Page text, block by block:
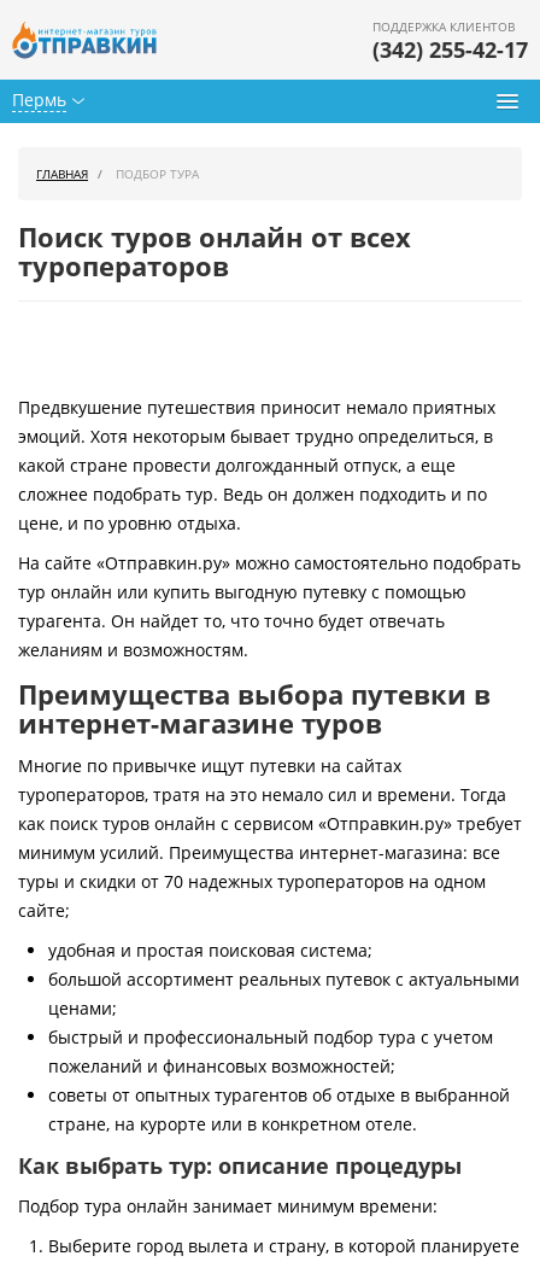
Пермь
ПОДДЕРЖКА КЛИЕНТОВ
(342) 255-42-17
Горящие туры
Страны
Как купить
Контакты
ГЛАВНАЯ ПОДБОР ТУРА
Поиск туров онлайн от всех
туроператоров
Предвкушение путешествия приносит немало приятных
эмоций. Хотя некоторым бывает трудно определиться, в
какой стране провести долгожданный отпуск, а еще
сложнее подобрать тур. Ведь он должен подходить и по
цене, и по уровню отдыха.
На сайте «Отправкин.ру» можно самостоятельно подобрать
тур онлайн или купить выгодную путевку с помощью
турагента. Он найдет то, что точно будет отвечать
желаниям и возможностям.
Преимущества выбора путевки в
интернет-магазине туров
Многие по привычке ищут путевки на сайтах
туроператоров, тратя на это немало сил и времени. Тогда
как поиск туров онлайн с сервисом «Отправкин.ру» требует
минимум усилий. Преимущества интернет-магазина: все
туры и скидки от 70 надежных туроператоров на одном
сайте;
удобная и простая поисковая система;
большой ассортимент реальных путевок с актуальными
ценами;
быстрый и профессиональный подбор тура с учетом
пожеланий и финансовых возможностей;
советы от опытных турагентов об отдыхе в выбранной
стране, на курорте или в конкретном отеле.
Как выбрать тур: описание процедуры
Подбор тура онлайн занимает минимум времени:
Выберите город вылета и страну, в которой планируете